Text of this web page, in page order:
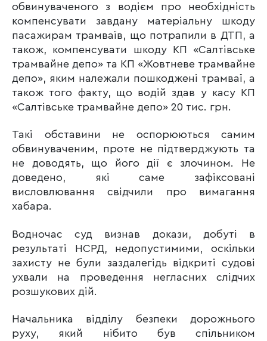
обвинуваченого з водієм про необхідність
компенсувати завдану матеріальну шкоду
пасажирам трамваїв, що потрапили в ДТП, а
також, компенсувати шкоду КП «Салтівське
трамвайне депо» та КП «Жовтневе трамвайне
депо», яким належали пошкоджені трамваї, а
також того факту, що водій здав у касу КП
«Салтівське трамвайне депо» 20 тис. грн.
Такі обставини не оспорюються самим
обвинуваченим, проте не підтверджують та
не доводять, що його дії є злочином. Не
доведено, які саме зафіксовані
висловлювання свідчили про вимагання
хабара.
Водночас суд визнав докази, добуті в
результаті НСРД, недопустимими, оскільки
захисту не були заздалегідь відкриті судові
ухвали на проведення негласних слідчих
розшукових дій.
Начальника відділу безпеки дорожнього
руху, який нібито був спільником